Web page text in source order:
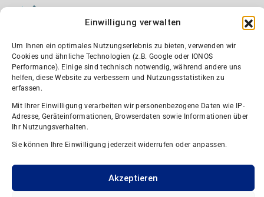
Einwilligung verwalten
Um Ihnen ein optimales Nutzungserlebnis zu bieten, verwenden wir
Cookies und ähnliche Technologien (z.B. Google oder IONOS
Performance). Einige sind technisch notwendig, während andere uns
helfen, diese Website zu verbessern und Nutzungsstatistiken zu
erfassen.
Mit Ihrer Einwilligung verarbeiten wir personenbezogene Daten wie IP-
Adresse, Geräteinformationen, Browserdaten sowie Informationen über
Ihr Nutzungsverhalten.
Sie können Ihre Einwilligung jederzeit widerrufen oder anpassen.
Akzeptieren
Wir sind Silber-Partner und Fördermitglied